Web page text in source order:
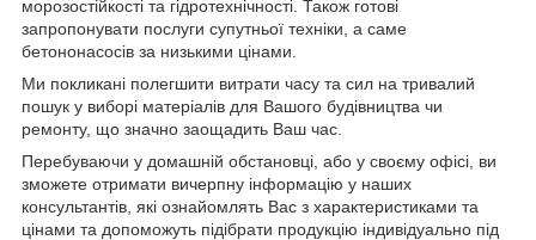
морозостійкості та гідротехнічності. Також готові
запропонувати послуги супутньої техніки, а саме
бетононасосів за низькими цінами.
Ми покликані полегшити витрати часу та сил на тривалий
пошук у виборі матеріалів для Вашого будівництва чи
ремонту, що значно заощадить Ваш час.
Перебуваючи у домашній обстановці, або у своєму офісі, ви
зможете отримати вичерпну інформацію у наших
консультантів, які ознайомлять Вас з характеристиками та
цінами та допоможуть підібрати продукцію індивідуально під